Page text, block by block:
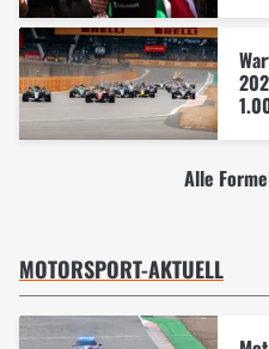
Alle
MOTORSPORT-AKTUELL